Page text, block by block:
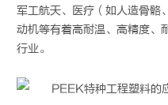
军工航天、医疗（如人造骨骼
动机等有着高耐温、高精度、
行业。